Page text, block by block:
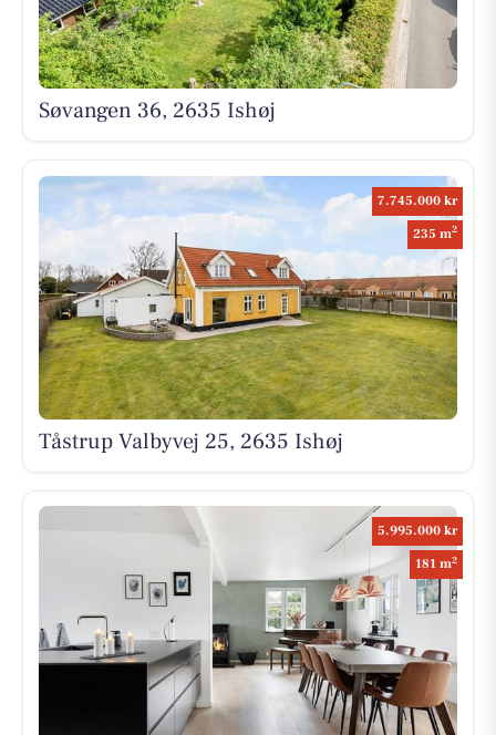
Søvangen 36, 2635 Ishøj
7.745.000 kr
235 m2
Tåstrup Valbyvej 25, 2635 Ishøj
5.995.000 kr
181 m2